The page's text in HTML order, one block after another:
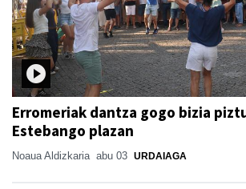
Erromeriak dantza gogo bizia
Estebango plazan
Noaua Aldizkaria abu 03 URDAIAGA